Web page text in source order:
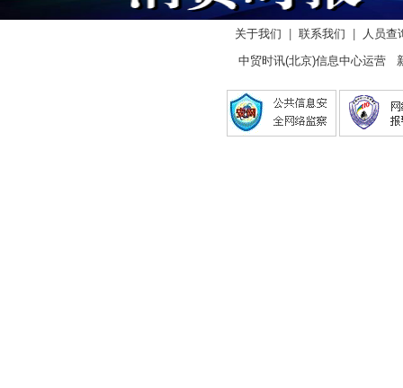
关于我们 联系我们
人员查
中贸时讯(北京)信息中心运营